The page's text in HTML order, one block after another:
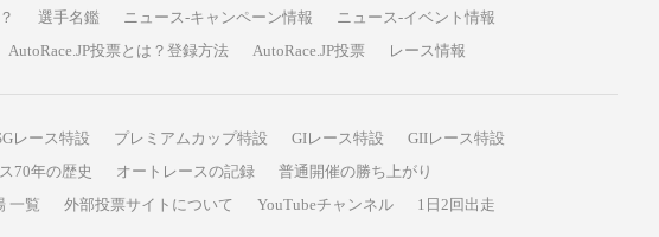
選手名鑑 ニュース-キャンペーン情報
ニュース-イベント情報
AutoRace.JP投票とは？登録方法 AutoRace.JP投票 レース情報
レース特設 プレミアムカップ特設 GIレース特設
GIIレース特設
70年の歴史 オートレースの記録
普通開催の勝ち上がり
一覧 外部投票サイトについて YouTubeチャンネル 1日2回出走